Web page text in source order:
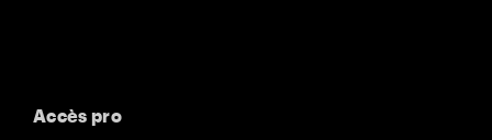
Accès pro